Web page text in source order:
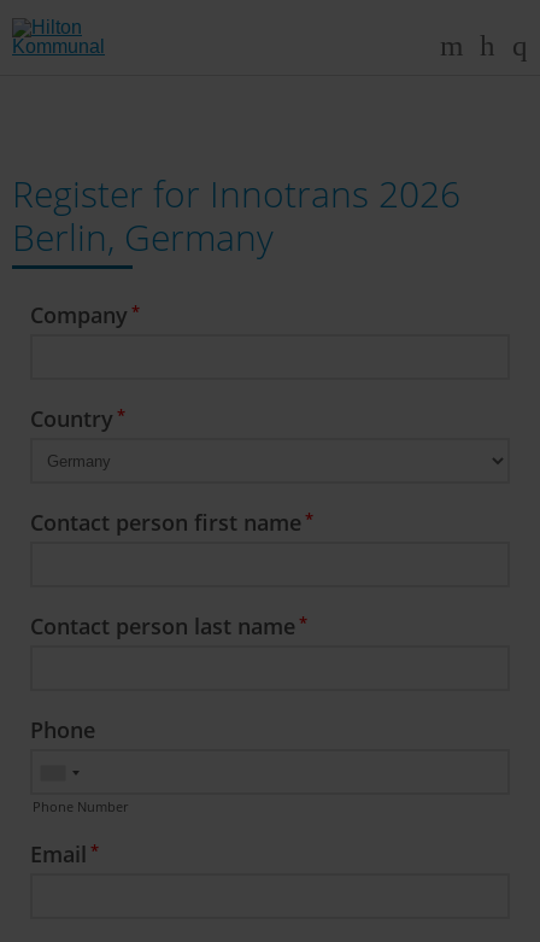
Register for Innotrans 2026
Berlin, Germany
Company
Country
Contact person first name
Contact person last name
Phone
Phone Number
Email